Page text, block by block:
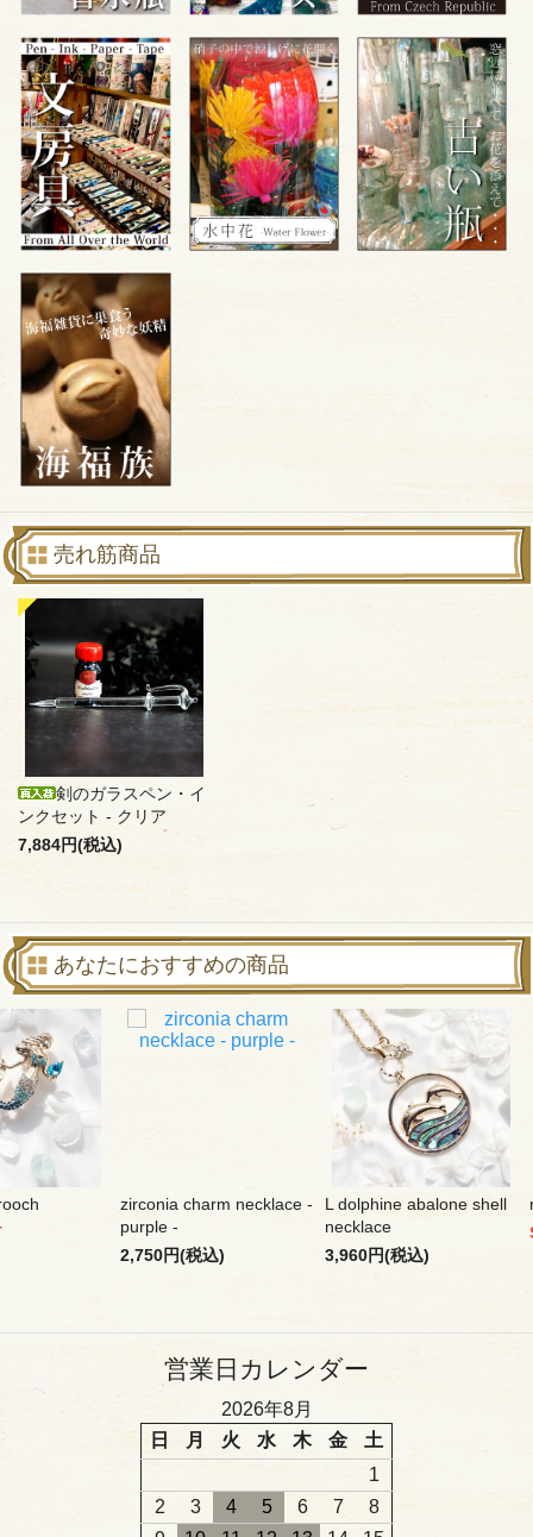
売れ筋商品
剣のガラスペン・イ
ンクセット - クリア
7,884円(税込)
あなたにおすすめの商品
zirconia charm necklace -
purple -
2,750円(税込)
L dolphine abalone shell
necklace
3,960円(税込)
営業日カレンダー
2026年8月
日
月 火 水 木 金
土
1
2
3 4 5 6 7
8